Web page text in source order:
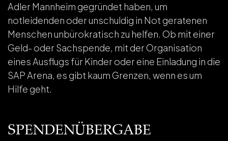
Adler Mannheim gegründet haben, um
notleidenden oder unschuldig in Not geratenen
Menschen unbürokratisch zu helfen. Ob mit einer
Geld- oder Sachspende, mit der Organisation
eines Ausflugs für Kinder oder eine Einladung in die
SAP Arena, es gibt kaum Grenzen, wenn es um
Hilfe geht.
SPENDENÜBERGABE